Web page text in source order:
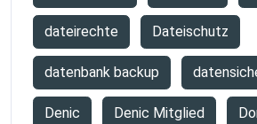
dateirechte Dateischutz
datenbank backup
Denic Denic Mitglied